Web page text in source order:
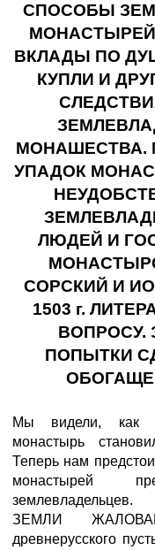
СПОСОБЫ
ВКЛАДЫ ПО
КУПЛИ И
МОНАШЕСТВА.
УПАДОК
ЛЮДЕЙ И
СОРСКИЙ И
1503 г.
ВОПРОСУ.
ПОПЫТКИ
Мы видели, как
монастырь
Теперь нам
монастырей
землевладельцев.
ЗЕМЛИ
древнерусского